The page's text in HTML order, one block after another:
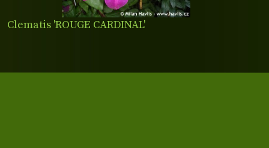
Clematis 'ROUGE CARDINAL'